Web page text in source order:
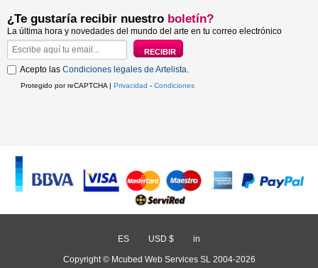
¿Te gustaría recibir nuestro boletín?
La última hora y novedades del mundo del arte en tu correo electrónico
Acepto las Condiciones legales de Artelista.
Protegido por reCAPTCHA | Privacidad - Condiciones
ES USD $ in
Copyright © Mcubed Web Services SL 2004-2026